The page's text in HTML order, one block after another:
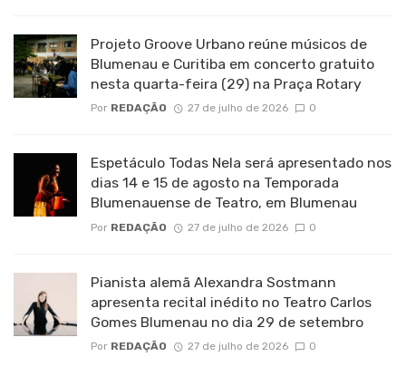
Projeto Groove Urbano reúne músicos de
Blumenau e Curitiba em concerto gratuito
nesta quarta-feira (29) na Praça Rotary
Por REDAÇÃO 27 de julho de 2026 0
Espetáculo Todas Nela será apresentado nos
dias 14 e 15 de agosto na Temporada
Blumenauense de Teatro, em Blumenau
Por REDAÇÃO 27 de julho de 2026 0
Pianista alemã Alexandra Sostmann
apresenta recital inédito no Teatro Carlos
Gomes Blumenau no dia 29 de setembro
Por REDAÇÃO 27 de julho de 2026 0